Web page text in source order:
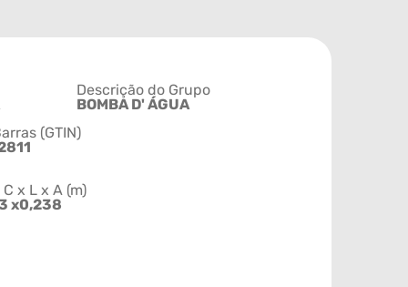
Descrição do Grupo
BOMBA D' ÁGUA
(GTIN)
x L x A (m)
x0,238